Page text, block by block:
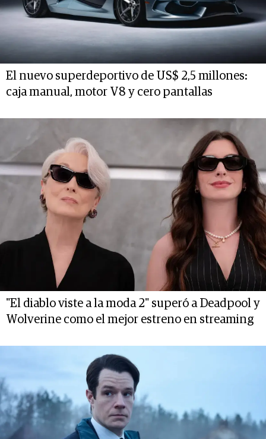
El nuevo superdeportivo de US$ 2,5 millones:
caja manual, motor V8 y cero pantallas
"El diablo viste a la moda 2" superó a Deadpool y
Wolverine como el mejor estreno en streaming